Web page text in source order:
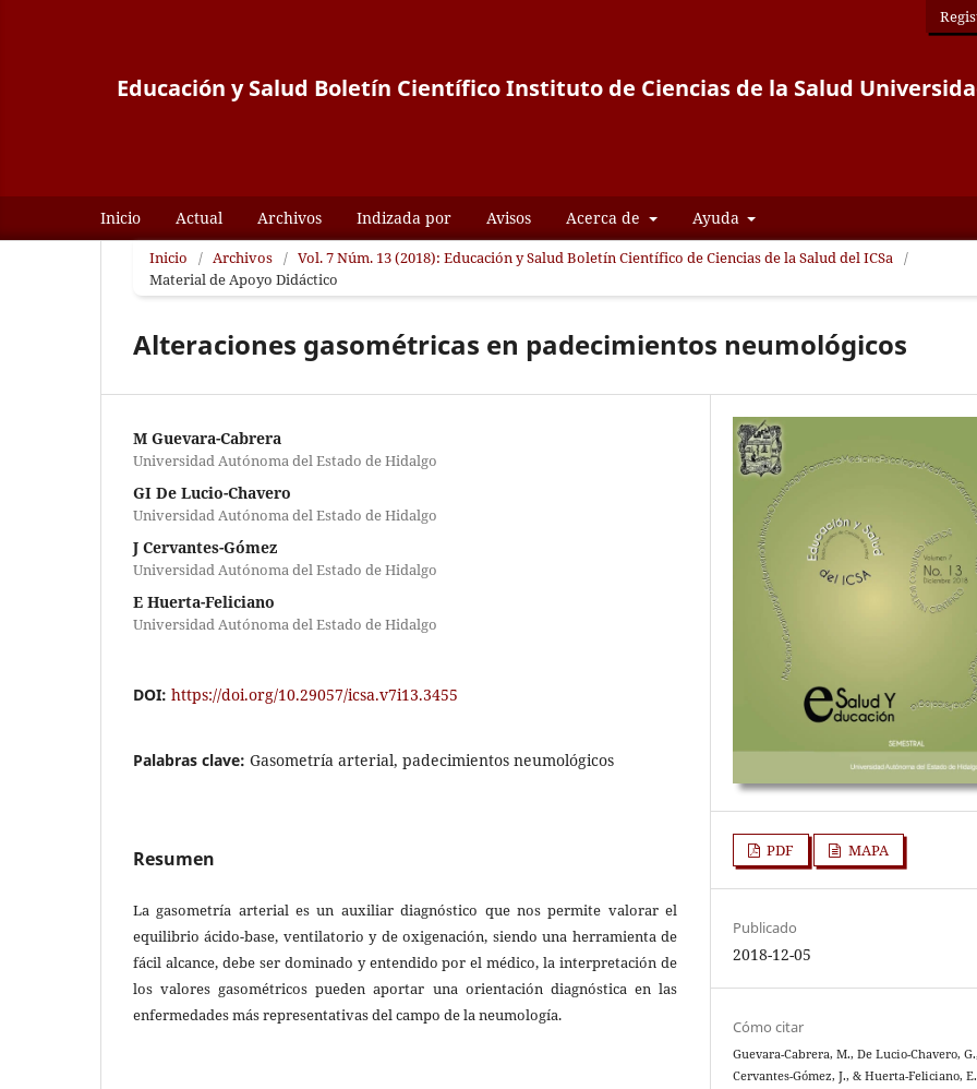
Educación y Salud Boletín Científico Instituto de Ciencias de la Salud
Inicio Actual Archivos Indizada por Avisos Acerca de Ayuda
Inicio / Archivos / Vol. 7 Núm. 13 (2018): Educación y Salud Boletín Científico de Ciencias de la Salud del ICSa /
Material de Apoyo Didáctico
Alteraciones gasométricas en padecimientos neumológicos
M Guevara-Cabrera
Universidad Autónoma del Estado de Hidalgo
GI De Lucio-Chavero
Universidad Autónoma del Estado de Hidalgo
J Cervantes-Gómez
Universidad Autónoma del Estado de Hidalgo
E Huerta-Feliciano
Universidad Autónoma del Estado de Hidalgo
DOI: https://doi.org/10.29057/icsa.v7i13.3455
Palabras clave: Gasometría arterial, padecimientos neumológicos
Resumen
La gasometría arterial es un auxiliar diagnóstico que nos permite valorar el
equilibrio ácido-base, ventilatorio y de oxigenación, siendo una herramienta de
fácil alcance, debe ser dominado y entendido por el médico, la interpretación de
los valores gasométricos pueden aportar una orientación diagnóstica en las
enfermedades más representativas del campo de la neumología.
PDF MAPA
Publicado
2018-12-05
Cómo citar
Guevara-Cabrera, M., De Lucio-Chavero, G.,
Cervantes-Gómez, J., & Huerta-Feliciano, E.